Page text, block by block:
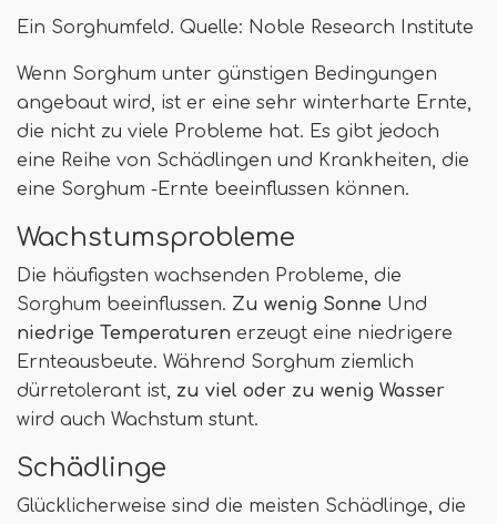
Ein Sorghumfeld. Quelle: Noble Research Institute
Wenn Sorghum unter günstigen Bedingungen
angebaut wird, ist er eine sehr winterharte Ernte,
die nicht zu viele Probleme hat. Es gibt jedoch
eine Reihe von Schädlingen und Krankheiten, die
eine Sorghum -Ernte beeinflussen können.
Wachstumsprobleme
Die häufigsten wachsenden Probleme, die
Sorghum beeinflussen. Zu wenig Sonne Und
niedrige Temperaturen erzeugt eine niedrigere
Ernteausbeute. Während Sorghum ziemlich
dürretolerant ist, zu viel oder zu wenig Wasser
wird auch Wachstum stunt.
Schädlinge
Glücklicherweise sind die meisten Schädlinge, die